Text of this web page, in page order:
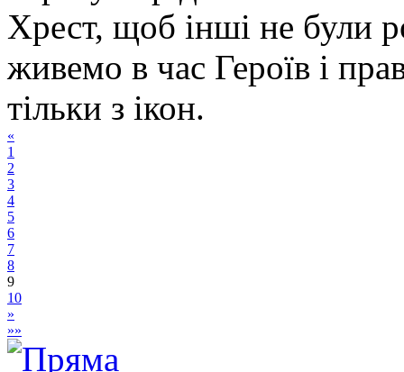
Хрест, щоб інші не були
живемо в час Героїв і
тільки з ікон.
«
1
2
3
4
5
6
7
8
9
10
»
»»